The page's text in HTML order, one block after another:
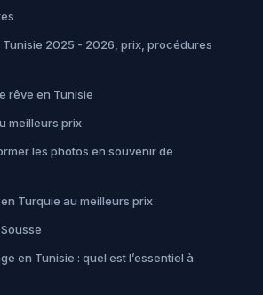
Tunisie 2025 - 2026, prix, procédures
rêve en Tunisie
meilleurs prix
les photos en souvenir de
Turquie au meilleurs prix
en Tunisie : quel est l’essentiel à